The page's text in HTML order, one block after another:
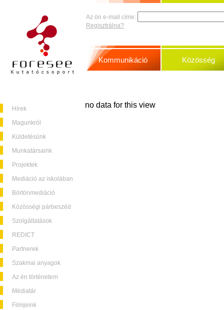
Hírek
Magunkról
Küldetésünk
Munkatársaink
Projektek
Mediáció az iskolában
Börtönmediáció
Közösségi párbeszéd
Szolgáltatások
REDICT
Partnerek
Szakmai anyagok
Az én történetem
Médiatár
Filmjeink
Az ön e-mail címe:
Regisztrálna?
Kommunikáció Közösség
no data for this view